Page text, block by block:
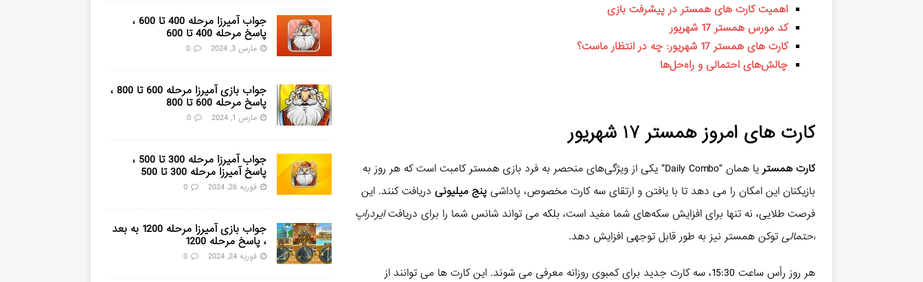
اهمیت کارت های همستر در پیشرفت بازی
کد مورس همستر 17 شهریور
کارت های همستر 17 شهریور: چه در انتظار ماست؟
چالش‌های احتمالی و راه‌حل‌ها
کارت های امروز همستر ۱۷ شهریور
کارت همستر
یا همان “Daily Combo” یکی از ویژگی‌های منحصر به فرد بازی همستر کامبت است که هر روز به
بازیکنان این امکان را می دهد تا با یافتن و ارتقای سه کارت مخصوص، پاداشی پنج میلیونی دریافت کنند. این
فرصت طلایی، نه تنها برای افزایش سکه‌های شما مفید است، بلکه می تواند شانس شما را برای دریافتایردراپ
احتمالی توکن همستر نیز به طور قابل توجهی افزایش دهد.
هر روز رأس ساعت 15:30، سه کارت جدید برای کمبوی روزانه معرفی می شوند. این کارت ها می توانند از
جواب آمیرزا مرحله 400 تا 600 ،
پاسخ مرحله 400 تا 600
مارس 3, 2024 0
جواب بازی آمیرزا مرحله 600 تا 800 ،
پاسخ مرحله 600 تا 800
مارس 1, 2024 0
جواب آمیرزا مرحله 300 تا 500 ،
پاسخ آمیرزا مرحله 300 تا 500
فوریه 26, 2024 0
جواب بازی آمیرزا مرحله 1200 به بعد
، پاسخ مرحله 1200
فوریه 24, 2024 0